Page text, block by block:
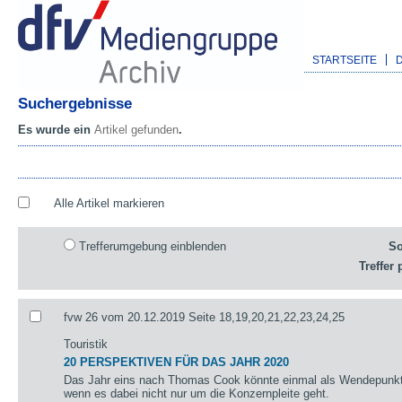
STARTSEITE
Suchergebnisse
Es wurde ein Artikel gefunden.
Alle Artikel markieren
Trefferumgebung einblenden
Treffer
fvw 26 vom 20.12.2019 Seite 18,19,20,21,22,23,24,25
Touristik
20 PERSPEKTIVEN FÜR DAS JAHR 2020
Das Jahr eins nach Thomas Cook könnte einmal als
wenn es dabei nicht nur um die Konzernpleite geht.